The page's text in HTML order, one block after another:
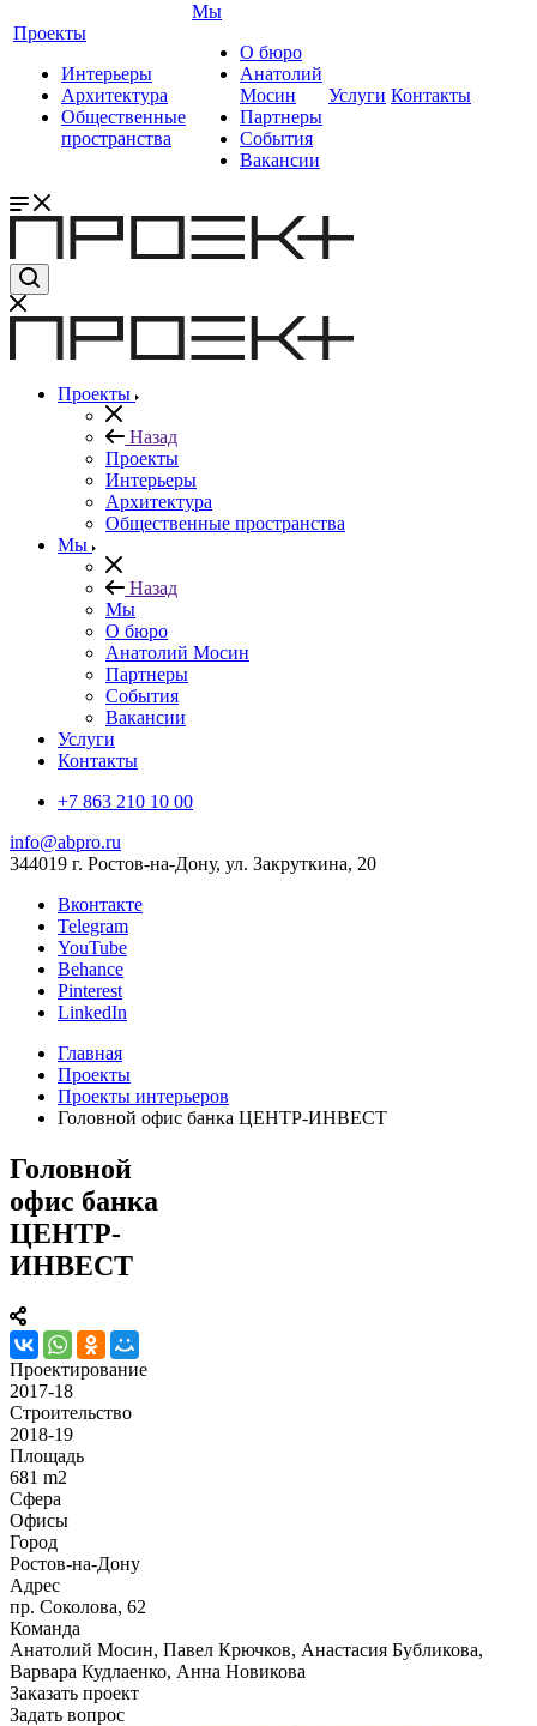
Проекты
Интерьеры
Архитектура
Общественные
пространства
Мы
О бюро
Анатолий
Мосин
Партнеры
События
Вакансии
Услуги Контакты
Проекты
Назад
Проекты
Интерьеры
Архитектура
Общественные пространства
Мы
Назад
Мы
О бюро
Анатолий Мосин
Партнеры
События
Вакансии
Услуги
Контакты
+7 863 210 10 00
info@abpro.ru
344019 г. Ростов-на-Дону, ул. Закруткина, 20
Вконтакте
Telegram
YouTube
Behance
Pinterest
LinkedIn
Главная
Проекты
Проекты интерьеров
Головной офис банка ЦЕНТР-ИНВЕСТ
Головной
офис банка
ЦЕНТР-
ИНВЕСТ
Проектирование
2017-18
Строительство
2018-19
Площадь
681 m2
Сфера
Офисы
Город
Ростов-на-Дону
Адрес
пр. Соколова, 62
Команда
Анатолий Мосин, Павел Крючков, Анастасия Бубликова,
Варвара Кудлаенко, Анна Новикова
Заказать проект
Задать вопрос